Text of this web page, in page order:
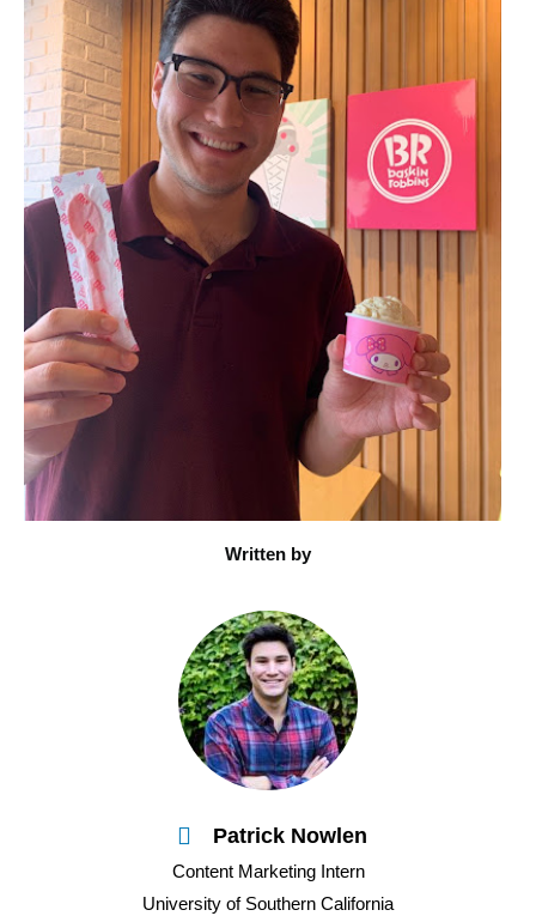
Written by
Patrick Nowlen
Content Marketing Intern
University of Southern California